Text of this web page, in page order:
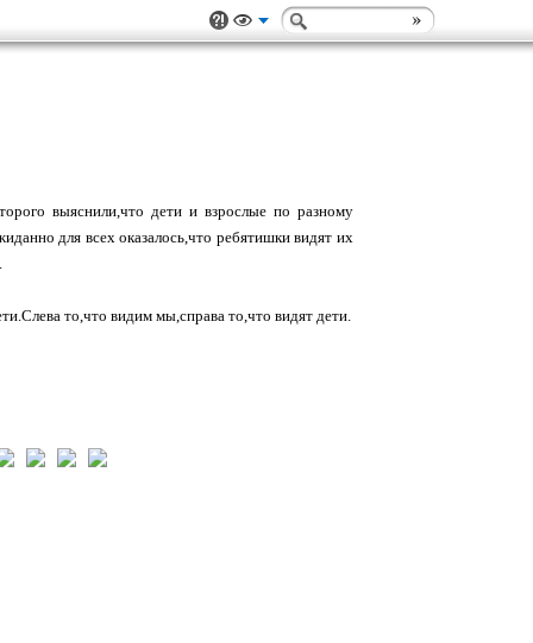
выяснили,что дети и взрослые по разному
для всех оказалось,что ребятишки видят их
то,что видим мы,справа то,что видят дети.